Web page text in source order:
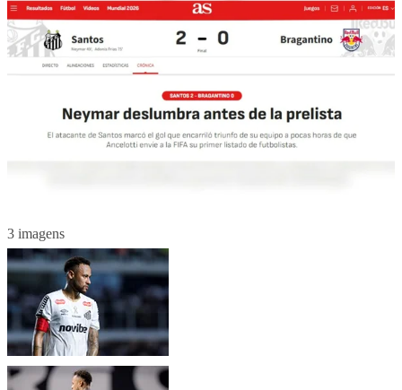
3 imagens